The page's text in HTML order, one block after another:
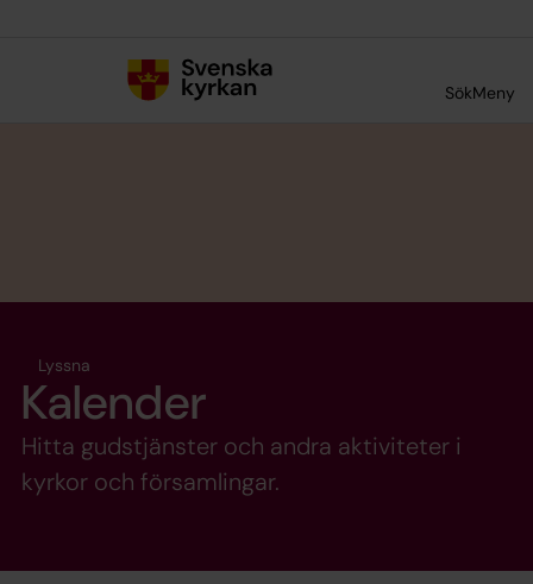
SökMeny
Lyssna
Kalender
Hitta gudstjänster och andra aktiviteter i
kyrkor och församlingar.